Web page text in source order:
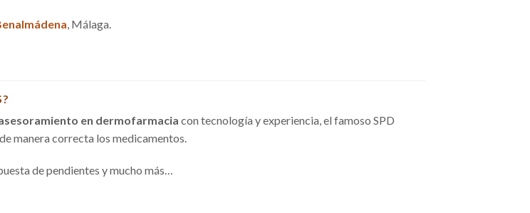
, Málaga.
en dermofarmacia con tecnología y experiencia, el famoso SPD
manera correcta los medicamentos.
de pendientes y mucho más…